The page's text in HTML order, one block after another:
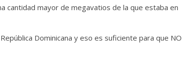
cantidad mayor de megavatios de la que estaba en
Dominicana y eso es suficiente para que NO